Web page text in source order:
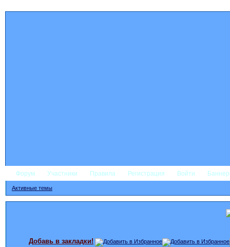
Форум Участники Правила Регистрация Войти
Активные темы
Добавь в закладки!